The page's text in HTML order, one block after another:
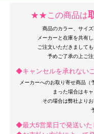
★★この商品は
商品のカラー、サイ
メーカーと在庫を共有
ご注文いただきまして
◆キャンセルを承れない
メーカーへのお取り寄せ商品（
まった場合はキ
その場合は弊社より
◆最大5営業日で発送いた